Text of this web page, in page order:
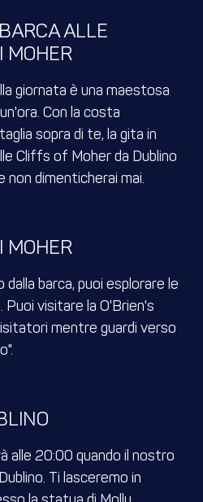
ALLE
MOHER
giornata è una maestosa
Con la costa
sopra di te, la gita in
Cliffs of Moher da Dublino
non dimenticherai mai.
MOHER
barca, puoi esplorare le
Puoi visitare la O'Brien's
mentre guardi verso
alle 20:00 quando il nostro
Ti lasceremo in